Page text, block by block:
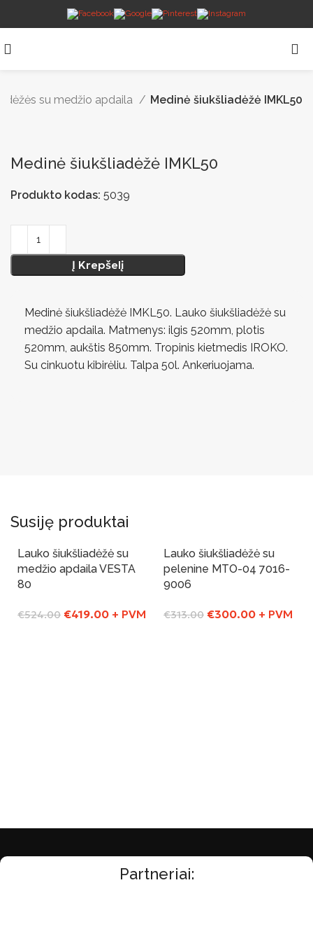
su medžio apdaila Medinė šiukšliadėžė IMKL50
Medinė šiukšliadėžė IMKL50
Produkto kodas: 5039
Į Krepšelį
Medinė šiukšliadėžė IMKL50. Lauko šiukšliadėžė su
medžio apdaila. Matmenys: ilgis 520mm, plotis
520mm, aukštis 850mm. Tropinis kietmedis IROKO.
Su cinkuotu kibirėliu. Talpa 50l. Ankeriuojama.
Susiję produktai
-20%Yra sandelyje
Lauko šiukšliadėžė su
medžio apdaila VESTA
80
€524.00 €419.00 + PVM
-4%
Yra sandelyje
Lauko šiukšliadėžė su
pelenine MTO-04 7016-
9006
€313.00 €300.00 + PVM
Partneriai: